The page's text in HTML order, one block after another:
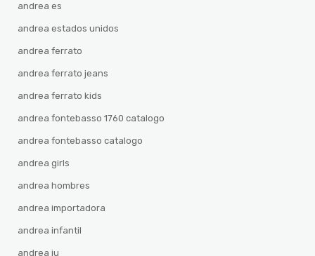
andrea es
andrea estados unidos
andrea ferrato
andrea ferrato jeans
andrea ferrato kids
andrea fontebasso 1760 catalogo
andrea fontebasso catalogo
andrea girls
andrea hombres
andrea importadora
andrea infantil
andrea iu